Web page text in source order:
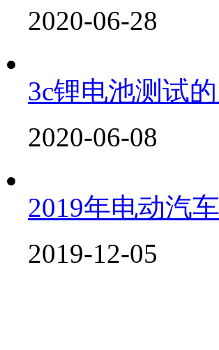
2020-06-28
3c锂电池测试
2020-06-08
2019年电动汽
2019-12-05